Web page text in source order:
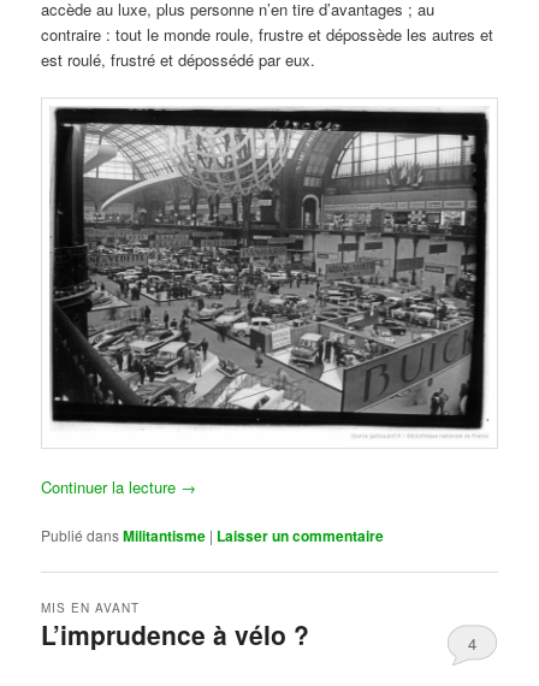
accède au luxe, plus personne n’en tire d’avantages ; au
contraire : tout le monde roule, frustre et dépossède les autres et
est roulé, frustré et dépossédé par eux.
Continuer la lecture →
Publié dansMilitantisme | Laisser un commentaire
L’imprudence à vélo ?
MIS EN AVANT
4